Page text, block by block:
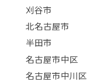
刈谷市
北名古屋市
半田市
名古屋市中区
名古屋市中川区